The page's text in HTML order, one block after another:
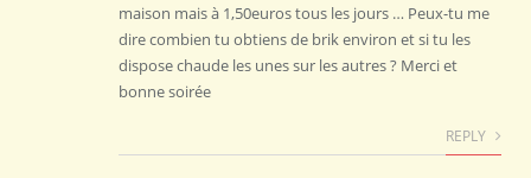
maison mais à 1,50euros tous les jours … Peux-tu me
dire combien tu obtiens de brik environ et si tu les
dispose chaude les unes sur les autres ? Merci et
bonne soirée
REPLY